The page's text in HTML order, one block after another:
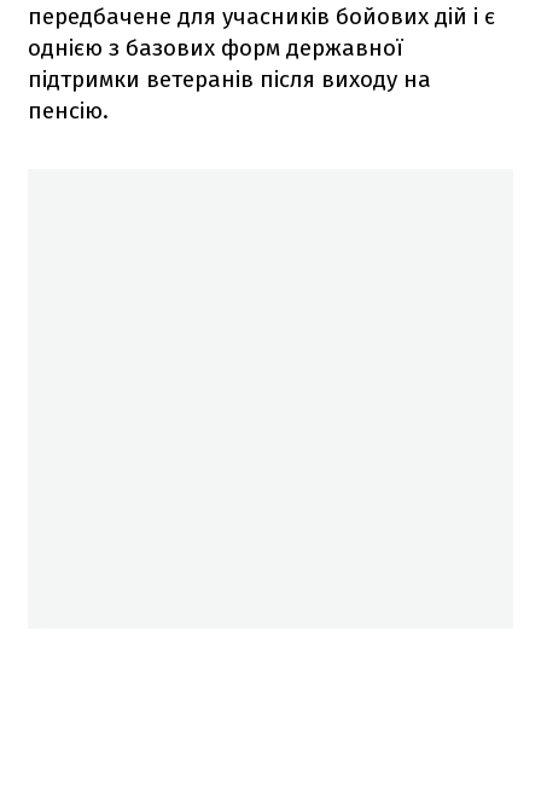
передбачене для учасників бойових дій і є
однією з базових форм державної
підтримки ветеранів після виходу на
пенсію.